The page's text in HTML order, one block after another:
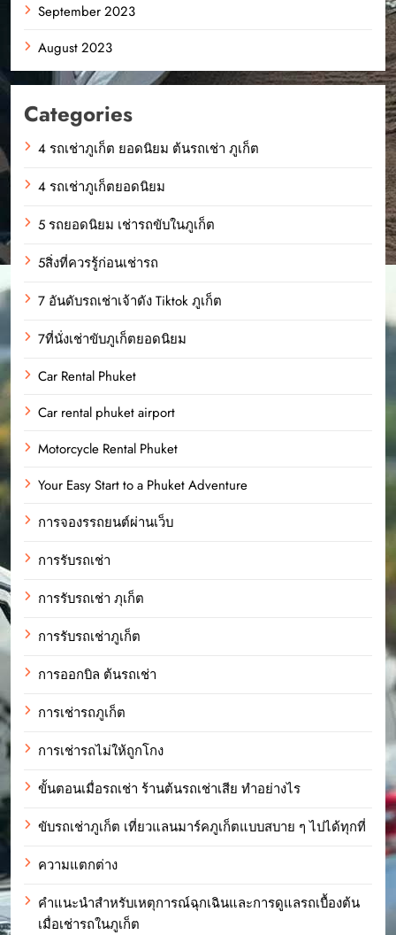
September 2023
August 2023
Categories
4 รถเช่าภูเก็ต ยอดนิยม ต้นรถเช่า ภูเก็ต
4 รถเช่าภูเก็ตยอดนิยม
5 รถยอดนิยม เช่ารถขับในภูเก็ต
5สิ่งที่ควรรู้ก่อนเช่ารถ
7 อันดับรถเช่าเจ้าดัง Tiktok ภูเก็ต
7ที่นั่งเช่าขับภูเก็ตยอดนิยม
Car Rental Phuket
Car rental phuket airport
Motorcycle Rental Phuket
Your Easy Start to a Phuket Adventure
การจองรรถยนต์ผ่านเว็บ
การรับรถเช่า
การรับรถเช่า ภุเก็ต
การรับรถเช่าภูเก็ต
การออกบิล ต้นรถเช่า
การเช่ารถภูเก็ต
การเช่ารถไม่ให้ถูกโกง
ขั้นตอนเมื่อรถเช่า ร้านต้นรถเช่าเสีย ทำอย่างไร
ขับรถเช่าภูเก็ต เที่ยวแลนมาร์คภูเก็ตแบบสบาย ๆ ไปได้ทุกที่
ความแตกต่าง
คำแนะนำสำหรับเหตุการณ์ฉุกเฉินและการดูแลรถเบื้องต้น
เมื่อเช่ารถในภูเก็ต